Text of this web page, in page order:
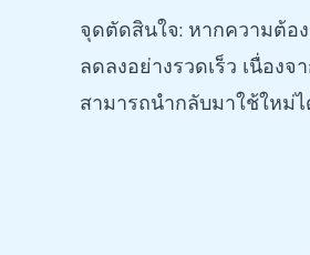
จุดตัดสินใจ: หากความต้อ
ลดลงอย่างรวดเร็ว เนื่อง
สามารถนำกลับมาใช้ใหม่